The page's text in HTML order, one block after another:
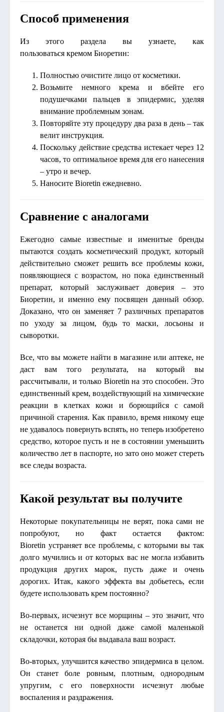
Способ применения
Из этого раздела вы узнаете, как
пользоваться кремом Биоретин:
Полностью очистите лицо от косметики.
Возьмите немного крема и вбейте его
подушечками пальцев в эпидермис, уделяя
внимание проблемным зонам.
Повторяйте эту процедуру два раза в день – так
велит инструкция.
Поскольку действие средства истекает через 12
часов, то оптимальное время для его нанесения
– утро и вечер.
Наносите Bioretin ежедневно.
Сравнение с аналогами
Ежегодно самые известные и именитые бренды
пытаются создать косметический продукт, который
действительно сможет решить все проблемы кожи,
появляющиеся с возрастом, но пока единственный
препарат, который заслуживает доверия – это
Биоретин, и именно ему посвящен данный обзор.
Доказано, что он заменяет 7 различных препаратов
по уходу за лицом, будь то маски, лосьоны и
сыворотки.
Все, что вы можете найти в магазине или аптеке, не
даст вам того результата, на который вы
рассчитывали, и только Bioretin на это способен. Это
единственный крем, воздействующий на химические
реакции в клетках кожи и борющийся с самой
причиной старения. Как правило, время никому еще
не удавалось повернуть вспять, но теперь изобретено
средство, которое пусть и не в состоянии уменьшить
количество лет в паспорте, но зато оно может стереть
все следы возраста.
Какой результат вы получите
Некоторые покупательницы не верят, пока сами не
попробуют, но факт остается фактом:
Bioretin устраняет все проблемы, с которыми вы так
долго мучились и от которых вас не могла избавить
продукция других марок, пусть даже и очень
дорогих. Итак, какого эффекта вы добьетесь, если
будете использовать крем постоянно?
Во-первых, исчезнут все морщины – это значит, что
не останется ни одной даже самой маленькой
складочки, которая бы выдавала ваш возраст.
Во-вторых, улучшится качество эпидермиса в целом.
Он станет боле ровным, плотным, однородным
упругим, с его поверхности исчезнут любые
воспаления и раздражения.